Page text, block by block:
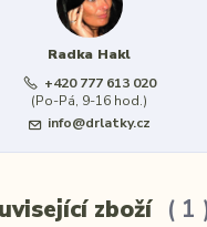
Radka Hakl
+420 777 613 020
(Po-Pá, 9-16 hod.)
info@drlatky.cz
zboží 1